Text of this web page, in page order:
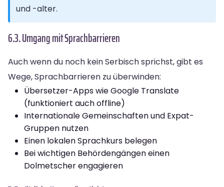
und -alter.
6.3. Umgang mit Sprachbarrieren
Auch wenn du noch kein Serbisch sprichst, gibt es
Wege, Sprachbarrieren zu überwinden:
Übersetzer-Apps wie Google Translate
(funktioniert auch offline)
Internationale Gemeinschaften und Expat-
Gruppen nutzen
Einen lokalen Sprachkurs belegen
Bei wichtigen Behördengängen einen
Dolmetscher engagieren